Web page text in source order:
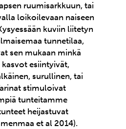
ruumisarkkuun, tai
loikoilevaan naiseen
kuviin liitetyn
tunnetilaa,
sen mukaan minkä
esiintyivät,
surullinen, tai
stimuloivat
tunteitamme
heijastuvat
et al 2014).